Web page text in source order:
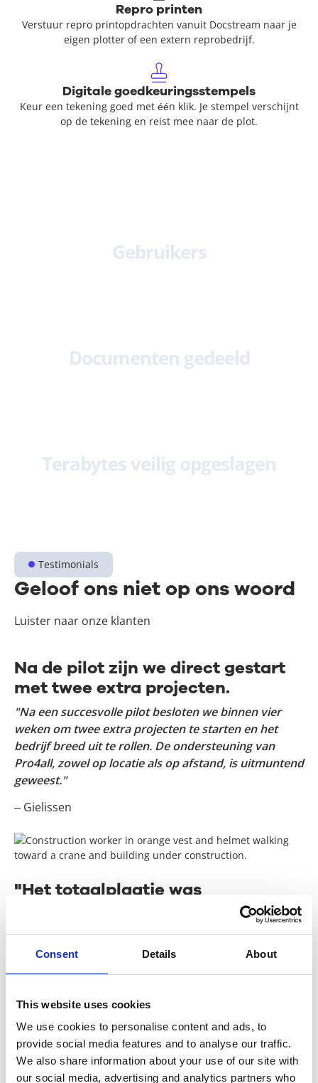
Consent Details About
This website uses cookies
We use cookies to personalise content and ads, to
provide social media features and to analyse our traffic.
We also share information about your use of our site with
our social media, advertising and analytics partners who
Repro printen
Verstuur repro printopdrachten vanuit Docstream naar je
eigen plotter of een extern reprobedrijf.
Digitale goedkeuringsstempels
Keur een tekening goed met één klik. Je stempel verschijnt
op de tekening en reist mee naar de plot.
Gebruikers
Documenten gedeeld
Terabytes veilig opgeslagen
Testimonials
Geloof ons niet op ons woord
Luister naar onze klanten
Na de pilot zijn we direct gestart
met twee extra projecten.
"Na een succesvolle pilot besloten we binnen vier
weken om twee extra projecten te starten en het
bedrijf breed uit te rollen. De ondersteuning van
Pro4all, zowel op locatie als op afstand, is uitmuntend
geweest."
– Gielissen
"Het totaalplaatje was
"Het totaalplaatje was doorslaggevend. Het
gebruiksgemak sprong eruit; dat was bij eerdere
heeft duidelijke voordelen."
– Heerkens en van Bavel